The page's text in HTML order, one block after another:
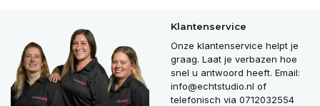
Klantenservice
Onze klantenservice helpt je
graag. Laat je verbazen hoe
snel u antwoord heeft. Email:
info@echtstudio.nl of
telefonisch via 0712032554